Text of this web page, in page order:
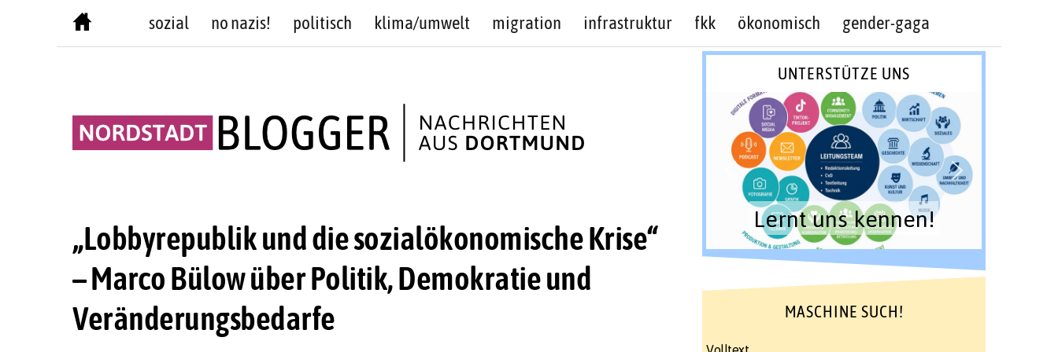
sozial no nazis! politisch klima/umwelt migration infrastruktur fkk ökonomisch gender-gaga
„Lobbyrepublik und die sozialökonomische Krise“
– Marco Bülow über Politik, Demokratie und
Veränderungsbedarfe
UNTERSTÜTZE UNS
Lernt uns kennen!
MASCHINE SUCH!